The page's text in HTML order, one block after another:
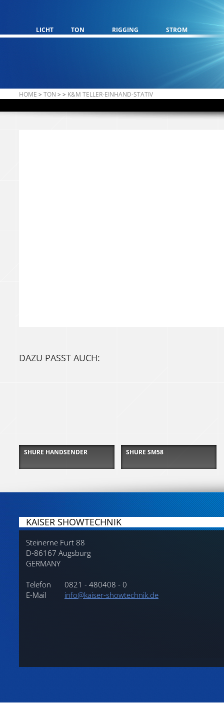
LICHT TON RIGGING STROM
HOME >TON >> K&M TELLER-EINHAND-STATIV
DAZU PASST AUCH:
SHURE HANDSENDER SHURE SM58
KAISER SHOWTECHNIK
Steinerne Furt 88
D-86167 Augsburg
GERMANY
Telefon
0821 - 480408 - 0
E-Mail
info@kaiser-showtechnik.de